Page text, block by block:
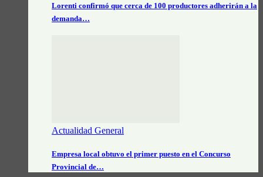
Lorenti confirmó que cerca de 100 productores adherirán a la
demanda…
Actualidad General
Empresa local obtuvo el primer puesto en el Concurso
Provincial de…